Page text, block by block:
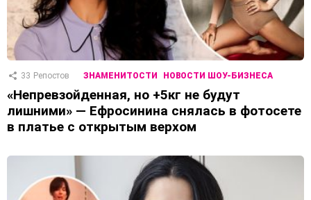
33 Репостов ЗНАМЕНИТОСТИ НОВОСТИ ШОУ-БИЗНЕСА
«Непревзойденная, но +5кг не будут
лишними» — Ефросинина снялась в фотосете
в платье с открытым верхом